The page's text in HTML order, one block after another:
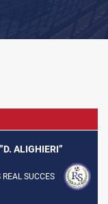
ALIGHIERI”
REAL SUCCES